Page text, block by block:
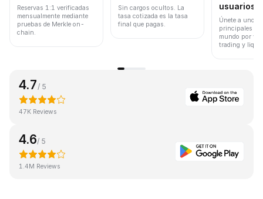
Reservas 1:1 verificadas
mensualmente mediante
pruebas de Merkle on-
chain.
Sin cargos ocultos. La
tasa cotizada es la tasa
final que pagas.
usuarios
Únete a uno
principales
mundo por
trading y
4.7 / 5
47K Reviews
4.6/ 5
1.4M Reviews